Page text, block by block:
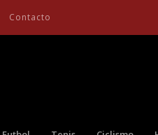
Contacto